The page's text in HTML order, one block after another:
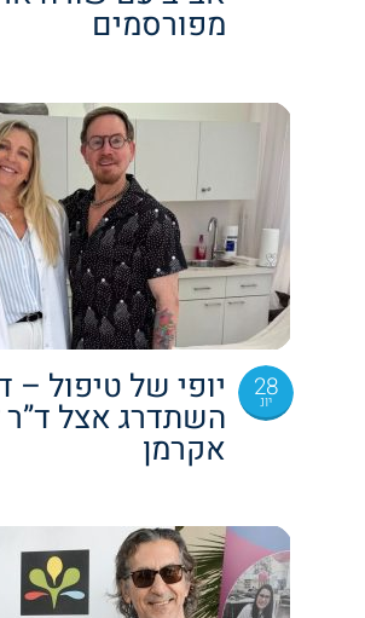
מפורסמים
28
יונ יופי של טיפול –
השתדרג אצל ד”ר
אקרמן